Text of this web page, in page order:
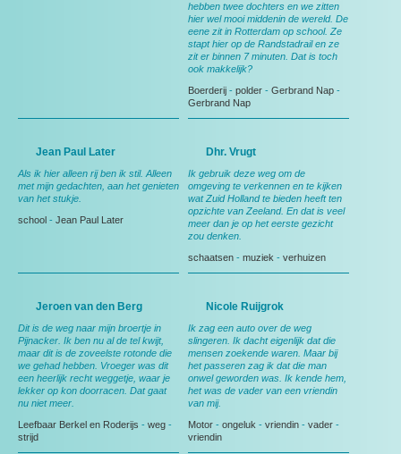
hebben twee dochters en we zitten
hier wel mooi middenin de wereld. De
eene zit in Rotterdam op school. Ze
stapt hier op de Randstadrail en ze
zit er binnen 7 minuten. Dat is toch
ook makkelijk?
Boerderij - polder - Gerbrand Nap -
Gerbrand Nap
Jean Paul Later
Als ik hier alleen rij ben ik stil. Alleen
met mijn gedachten, aan het genieten
van het stukje.
school - Jean Paul Later
Dhr. Vrugt
Ik gebruik deze weg om de
omgeving te verkennen en te kijken
wat Zuid Holland te bieden heeft ten
opzichte van Zeeland. En dat is veel
meer dan je op het eerste gezicht
zou denken.
schaatsen - muziek - verhuizen
Jeroen van den Berg
Dit is de weg naar mijn broertje in
Pijnacker. Ik ben nu al de tel kwijt,
maar dit is de zoveelste rotonde die
we gehad hebben. Vroeger was dit
een heerlijk recht weggetje, waar je
lekker op kon doorracen. Dat gaat
nu niet meer.
Leefbaar Berkel en Roderijs - weg -
strijd
Nicole Ruijgrok
Ik zag een auto over de weg
slingeren. Ik dacht eigenlijk dat die
mensen zoekende waren. Maar bij
het passeren zag ik dat die man
onwel geworden was. Ik kende hem,
het was de vader van een vriendin
van mij.
Motor - ongeluk - vriendin - vader -
vriendin